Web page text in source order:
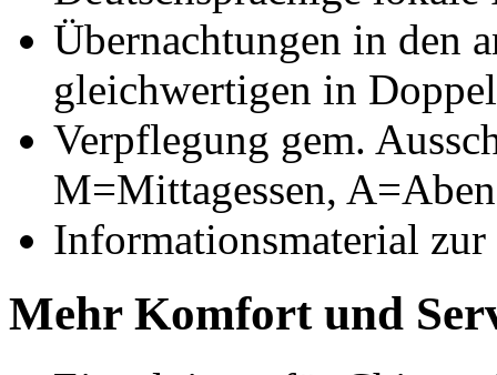
Übernachtungen in den
gleichwertigen in
Verpflegung gem.
M=Mittagessen,
Informationsmaterial zur
Mehr Komfort und